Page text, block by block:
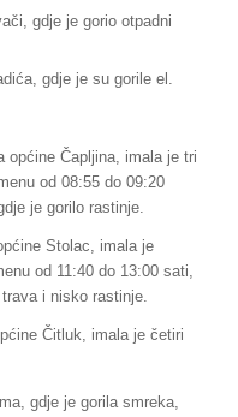
gdje je gorio otpadni
gdje je su gorile el.
općine Čapljina, imala je tri
od 08:55 do 09:20
je gorilo rastinje.
Stolac, imala je
od 11:40 do 13:00 sati,
i nisko rastinje.
Čitluk, imala je četiri
gdje je gorila smreka,